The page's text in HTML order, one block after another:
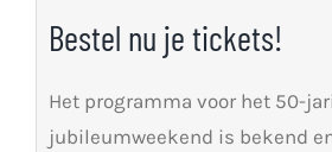
Bestel nu je tickets!
Het programma voor het 50-
jubileumweekend is bekend